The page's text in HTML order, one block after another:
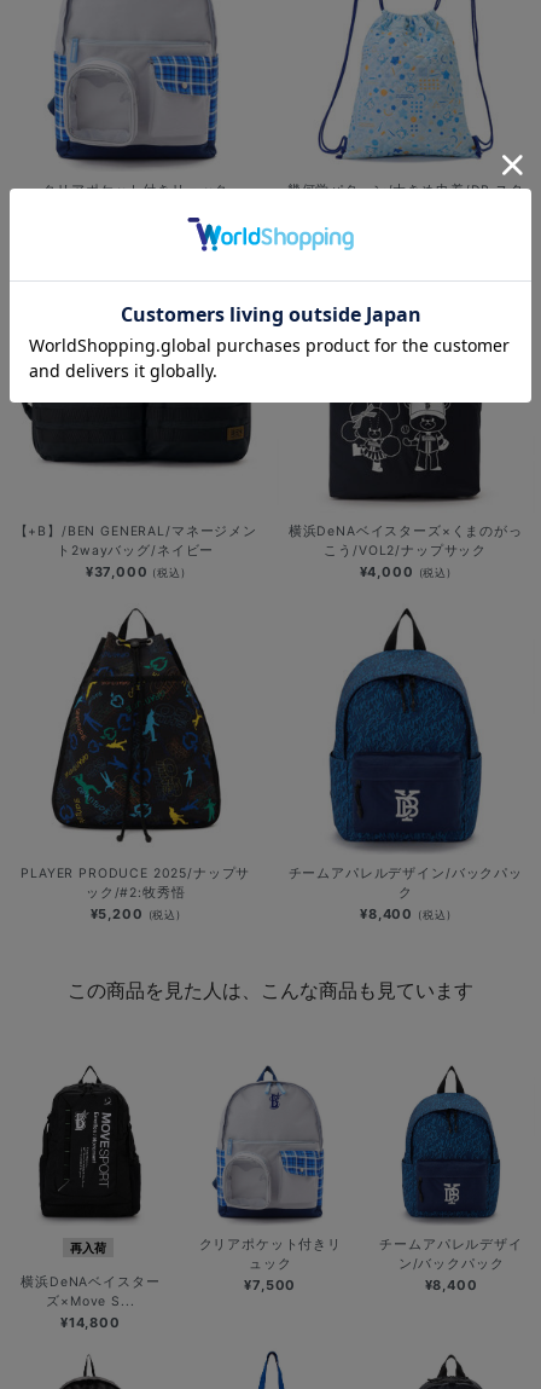
クリアポケット付きリュック
幾何学パターン/大きめ巾着/DB.スタ
【+B】/BEN GENERAL/マネージメン
ト2wayバッグ/ネイビー
¥37,000 (税込)
横浜DeNAベイスターズ×くまのがっ
こう/VOL2/ナップサック
¥4,000 (税込)
PLAYER PRODUCE 2025/ナップサ
ック/#2:牧秀悟
¥5,200 (税込)
チームアパレルデザイン/バックパッ
ク
¥8,400 (税込)
この商品を見た人は、こんな商品も見ています
再入荷
横浜DeNAベイスター
ズ×Move S...
¥14,800
クリアポケット付きリ
ュック
¥7,500
チームアパレルデザイ
ン/バックパック
¥8,400